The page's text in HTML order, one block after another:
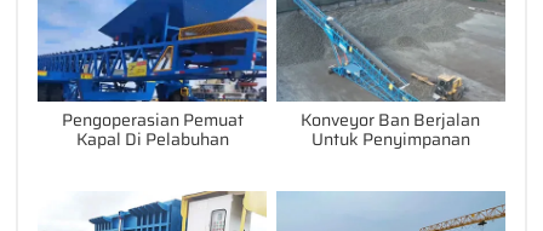
Pengoperasian Pemuat
Kapal Di Pelabuhan
Konveyor Ban Berjalan
Untuk Penyimpanan